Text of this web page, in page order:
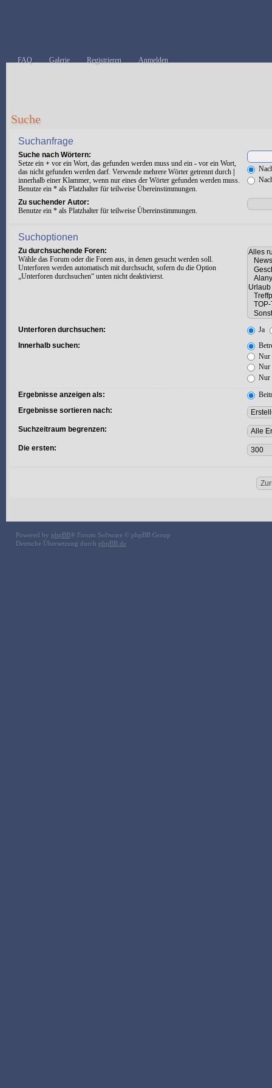
FAQ Galerie Registrieren Anmelden
Suche
Suchanfrage
Suche nach Wörtern:
Setze ein + vor ein Wort, das gefunden werden muss und ein - vor ein Wort,
das nicht gefunden werden darf. Verwende mehrere Wörter getrennt durch
innerhalb einer Klammer, wenn nur eines der Wörter gefunden werden muss.
Benutze ein * als Platzhalter für teilweise Übereinstimmungen.
Zu suchender Autor:
Benutze ein * als Platzhalter für teilweise Übereinstimmungen.
Suchoptionen
Zu durchsuchende Foren:
Wähle das Forum oder die Foren aus, in denen gesucht werden soll.
Unterforen werden automatisch mit durchsucht, sofern du die Option
„Unterforen durchsuchen“ unten nicht deaktivierst.
Unterforen durchsuchen:
Ja
Innerhalb suchen:
Nur
Nur
Nur
Ergebnisse anzeigen als:
Ergebnisse sortieren nach:
Suchzeitraum begrenzen:
Die ersten:
Powered by phpBB® Forum Software © phpBB Group
Deutsche Übersetzung durch phpBB.de